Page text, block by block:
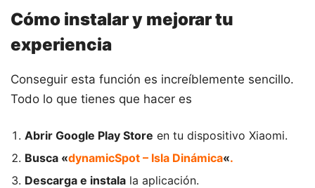
Cómo instalar y mejorar tu
experiencia
Conseguir esta función es increíblemente sencillo.
Todo lo que tienes que hacer es
Abrir Google Play Store en tu dispositivo Xiaomi.
Busca «dynamicSpot – Isla Dinámica«.
Descarga e instala la aplicación.